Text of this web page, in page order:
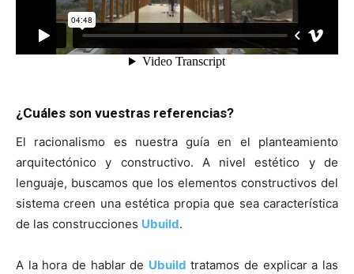
¿Cuáles son vuestras referencias?
El racionalismo es nuestra guía en el planteamiento
arquitectónico y constructivo. A nivel estético y de
lenguaje, buscamos que los elementos constructivos del
sistema creen una estética propia que sea característica
de las construcciones Ubuild.
A la hora de hablar de Ubuild tratamos de explicar a las